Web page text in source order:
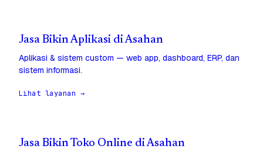
Jasa Bikin Aplikasi di Asahan
Aplikasi & sistem custom — web app, dashboard, ERP, dan
sistem informasi.
Lihat layanan →
Jasa Bikin Toko Online di Asahan